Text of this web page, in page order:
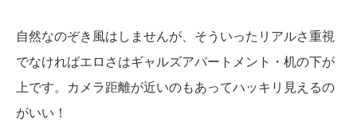
自然なのぞき風はしませんが、そういったリアルさ重視
でなければエロさはギャルズアパートメント・机の下が
上です。カメラ距離が近いのもあってハッキリ見えるの
がいい！